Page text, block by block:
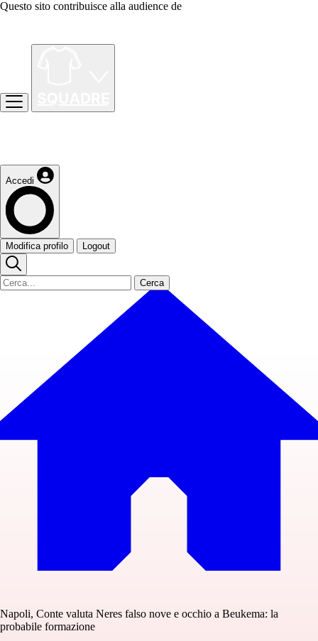
Questo sito contribuisce alla audience de
Accedi
Modifica profilo Logout
Cerca
Napoli, Conte valuta Neres falso nove e occhio a Beukema: la
probabile formazione